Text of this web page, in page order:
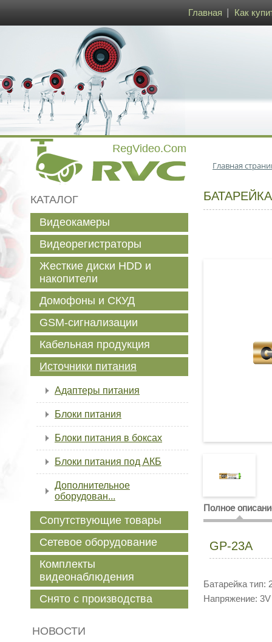
Главная Как
Главная
БАТАРЕЙКА
Полное
GP-23A
Батарейка тип:
Напряжение: 3V
КАТАЛОГ
Видеокамеры
Видеорегистраторы
Жесткие диски HDD и
накопители
Домофоны и СКУД
GSM-сигнализации
Кабельная продукция
Источники питания
Адаптеры питания
Блоки питания
Блоки питания в боксах
Блоки питания под АКБ
Дополнительное
оборудован...
Сопутствующие товары
Сетевое оборудование
Комплекты
видеонаблюдения
Снято с производства
НОВОСТИ